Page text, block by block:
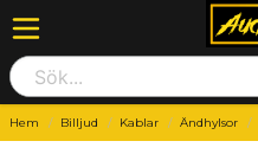
Hem Billjud Kablar Ändhylsor